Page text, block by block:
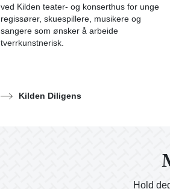
ved Kilden teater- og konserthus for unge
regissører, skuespillere, musikere og
sangere som ønsker å arbeide
tverrkunstnerisk.
Kilden Diligens
Hold